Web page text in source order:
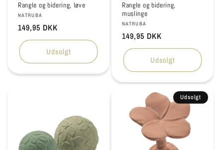
Rangle og bidering, løve
Forhandler:
NATRUBA
Normalpris
149,95 DKK
Udsolgt
Rangle og bidering,
muslinge
Forhandler:
NATRUBA
Normalpris
149,95 DKK
Udsolgt
Udsolgt